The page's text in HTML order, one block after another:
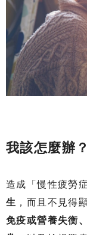
我該怎麼辦？
造成「慢性疲勞
生 ，而且不見得
免疫或營養失衡